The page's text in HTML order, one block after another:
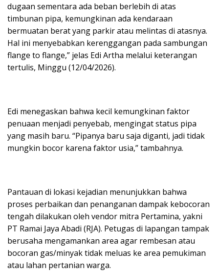
dugaan sementara ada beban berlebih di atas
timbunan pipa, kemungkinan ada kendaraan
bermuatan berat yang parkir atau melintas di atasnya.
Hal ini menyebabkan kerenggangan pada sambungan
flange to flange,” jelas Edi Artha melalui keterangan
tertulis, Minggu (12/04/2026).
Edi menegaskan bahwa kecil kemungkinan faktor
penuaan menjadi penyebab, mengingat status pipa
yang masih baru. “Pipanya baru saja diganti, jadi tidak
mungkin bocor karena faktor usia,” tambahnya.
Pantauan di lokasi kejadian menunjukkan bahwa
proses perbaikan dan penanganan dampak kebocoran
tengah dilakukan oleh vendor mitra Pertamina, yakni
PT Ramai Jaya Abadi (RJA). Petugas di lapangan tampak
berusaha mengamankan area agar rembesan atau
bocoran gas/minyak tidak meluas ke area pemukiman
atau lahan pertanian warga.